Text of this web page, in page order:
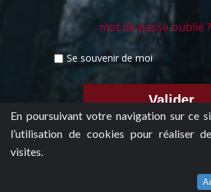
En poursuivant votre navigation sur ce
l’utilisation de cookies pour réaliser
visites.
mot de passe oublié ?
Se souvenir de moi